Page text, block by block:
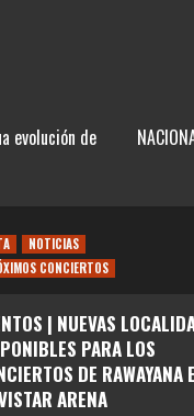
evolución de
NOTICIAS
CONCIERTOS
| NUEVAS
PARA LOS
DE RAWAYANA
ARENA